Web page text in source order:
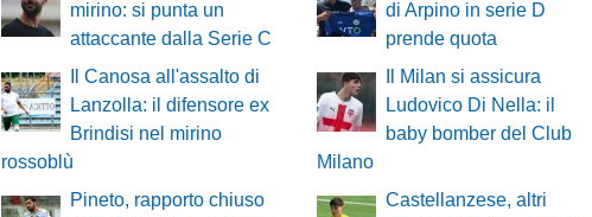
mirino: si punta un
attaccante dalla Serie C
di Arpino in serie D
prende quota
Il Canosa all'assalto di
Lanzolla: il difensore ex
Brindisi nel mirino
rossoblù
Il Milan si assicura
Ludovico Di Nella: il
baby bomber del Club
Milano
Pineto, rapporto chiuso
Castellanzese, altri